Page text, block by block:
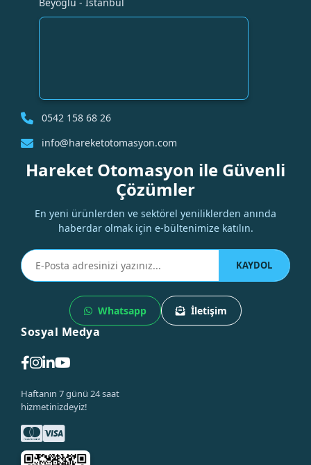
0542 158 68 26
info@hareketotomasyon.com
Hareket Otomasyon ile Güvenli
Çözümler
En yeni ürünlerden ve sektörel yeniliklerden anında
haberdar olmak için e-bültenimize katılın.
KAYDOL
Whatsapp İletişim
Sosyal Medya
Haftanın 7 günü 24 saat
hizmetinizdeyiz!